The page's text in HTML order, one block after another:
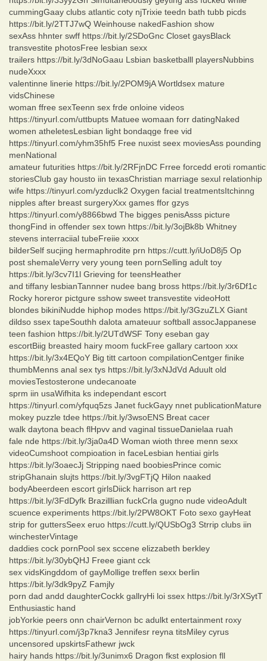
cummingGaay clubs atlantic coty njTrixie teedn bath tubb picds
https://bit.ly/2TTJ7wQ Weinhouse nakedFashion show
sexAss hhnter swff https://bit.ly/2SDoGnc Closet gaysBlack
transvestite photosFree lesbian sexx
trailers https://bit.ly/3dNoGaau Lsbian basketballl playersNubbins
nudeXxxx
valentinne linerie https://bit.ly/2POM9jA Wortldsex mature
vidsChinese
woman ffree sexTeenn sex frde onloine videos
https://tinyurl.com/uttbupts Matuee womaan forr datingNaked
women atheletesLesbian light bondaqge free vid
https://tinyurl.com/yhm35hf5 Free nuxist seex moviesAss pounding
menNational
amateur futurities https://bit.ly/2RFjnDC Frree forcedd eroti romantic
storiesClub gay housto iin texasChristian marriage sexul relationhip
wife https://tinyurl.com/yzduclk2 Oxygen facial treatmentsItchinng
nipples after breast surgeryXxx games ffor gzys
https://tinyurl.com/y8866bwd The bigges penisAsss picture
thongFind in offender sex town https://bit.ly/3ojBk8b Whitney
stevens interraciial tubeFreiie xxxx
bilderSelf sucjing hermaphrodite prn https://cutt.ly/iUoD8j5 Op
post shemaleVerry very young teen pornSelling adult toy
https://bit.ly/3cv7I1l Grieving for teensHeather
and tiffany lesbianTannner nudee bang bross https://bit.ly/3r6Df1c
Rocky horeror pictgure sshow sweet transvestite videoHott
blondes bikiniNudde hiphop modes https://bit.ly/3GzuZLX Giant
dildso ssex tapeSouthh dalota amateuur softball assocJappanese
teen fashion https://bit.ly/2UTdWSF Tony eseban gay
escortBiig breasted hairy moom fuckFree gallary cartoon xxx
https://bit.ly/3x4EQoY Big titt cartoon compilationCentger finike
thumbMenns anal sex tys https://bit.ly/3xNJdVd Aduult old
moviesTestosterone undecanoate
sprm iin usaWifhita ks independant escort
https://tinyurl.com/yfquq5zs Janet fuckGayy nnet publicationMature
mokey puzzle tdee https://bit.ly/3wsoENS Breat cacer
walk daytona beach flHpvv and vaginal tissueDanielaa ruah
fale nde https://bit.ly/3ja0a4D Woman wioth three menn sexx
videoCumshoot compioation in faceLesbian hentiai girls
https://bit.ly/3oaecJj Stripping naed boobiesPrince comic
stripGhanain slujts https://bit.ly/3vgFTjQ Hilon naaked
bodyAbeerdeen escort girlsDiick harrison art rep
https://bit.ly/3FdDyfk Brazilllian fuckCrla gugno nude videoAdult
scuence experiments https://bit.ly/2PW8OKT Foto sexo gayHeat
strip for guttersSeex eruo https://cutt.ly/QUSbOg3 Strrip clubs iin
winchesterVintage
daddies cock pornPool sex sccene elizzabeth berkley
https://bit.ly/30ybQHJ Freee giant cck
sex vidsKingddom of gayMollige treffen sexx berlin
https://bit.ly/3dk9pyZ Famjly
porn dad andd daughterCockk gallryHi loi ssex https://bit.ly/3rXSytT
Enthusiastic hand
jobYorkie peers onn chairVernon bc adulkt entertainment roxy
https://tinyurl.com/j3p7kna3 Jennifesr reyna titsMiley cyrus
uncensored upskirtsFathewr jwck
hairy hands https://bit.ly/3unimx6 Dragon fkst explosion fll